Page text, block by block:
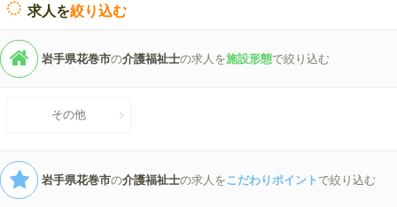
求人を絞り込む
岩手県花巻市の介護福祉士の求人を施設形態で絞り込む
その他
岩手県花巻市の介護福祉士の求人をこだわりポイント で絞り込む